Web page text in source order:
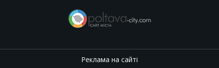
Реклама на сайті